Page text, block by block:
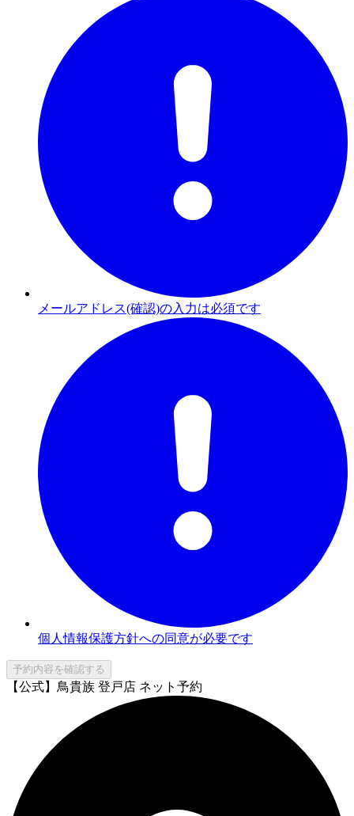
メールアドレス(確認)の入力は必須です
個人情報保護方針への同意が必要です
予約内容を確認する
【公式】鳥貴族 登戸店 ネット予約